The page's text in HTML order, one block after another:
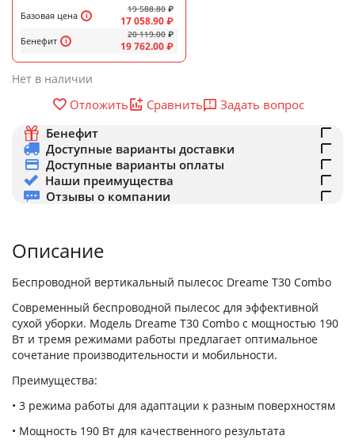
Базовая цена
Бенефит
19 588.80 ₽
17 058.90₽
20 119.00 ₽
19 762.00₽
Нет в наличии
Отложить Сравнить
Задать вопрос
Бенефит
Доступные варианты доставки
Доступные варианты оплаты
Наши преимущества
Отзывы о компании
Описание
Беспроводной вертикальный пылесос Dreame T30 Combo
Современный беспроводной пылесос для эффективной
сухой уборки. Модель Dreame T30 Combo с мощностью 190
Вт и тремя режимами работы предлагает оптимальное
сочетание производительности и мобильности.
Преимущества:
• 3 режима работы для адаптации к разным поверхностям
• Мощность 190 Вт для качественного результата